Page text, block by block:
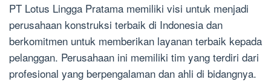
PT Lotus Lingga Pratama memiliki visi untuk menjadi
perusahaan konstruksi terbaik di Indonesia dan
berkomitmen untuk memberikan layanan terbaik kepada
pelanggan. Perusahaan ini memiliki tim yang terdiri dari
profesional yang berpengalaman dan ahli di bidangnya.